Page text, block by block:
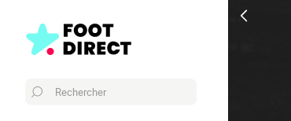
Rechercher